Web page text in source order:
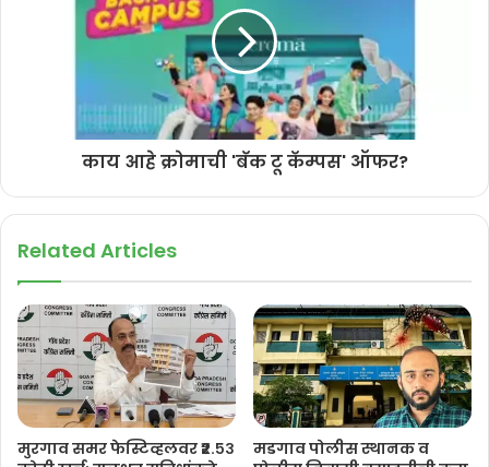
व प्राधान्यक्रम कायम ठेवण्याची गरज अधोरेखित करणारी आहे.
काय आहे क्रोमाची 'बॅक टू कॅम्पस' ऑफर?
Related Articles
मुरगाव समर फेस्टिव्हलवर ₹२.५३
मडगाव पोलीस स्थानक व